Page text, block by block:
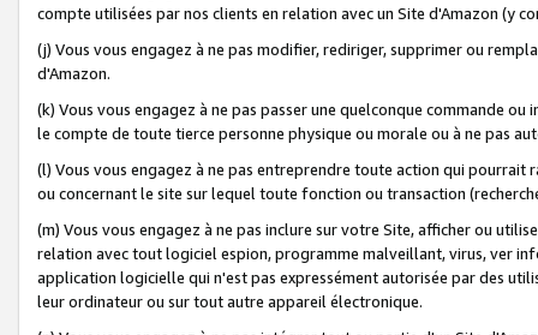
compte utilisées par nos clients en relation avec un Site d'Amazon (y
(j) Vous vous engagez à ne pas modifier, rediriger, supprimer ou
d'Amazon.
(k) Vous vous engagez à ne pas passer une quelconque commande
le compte de toute tierce personne physique ou morale ou à ne pas
(l) Vous vous engagez à ne pas entreprendre toute action qui
ou concernant le site sur lequel toute fonction ou transaction
(m) Vous vous engagez à ne pas inclure sur votre Site, afficher ou
relation avec tout logiciel espion, programme malveillant, virus, ver
application logicielle qui n'est pas expressément autorisée par des
leur ordinateur ou sur tout autre appareil électronique.